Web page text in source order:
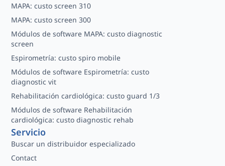
MAPA: custo screen 310
MAPA: custo screen 300
Módulos de software MAPA: custo diagnostic
screen
Espirometría: custo spiro mobile
Módulos de software Espirometría: custo
diagnostic vit
Rehabilitación cardiológica: custo guard 1/3
Módulos de software Rehabilitación
cardiológica: custo diagnostic rehab
Servicio
Buscar un distribuidor especializado
Contact